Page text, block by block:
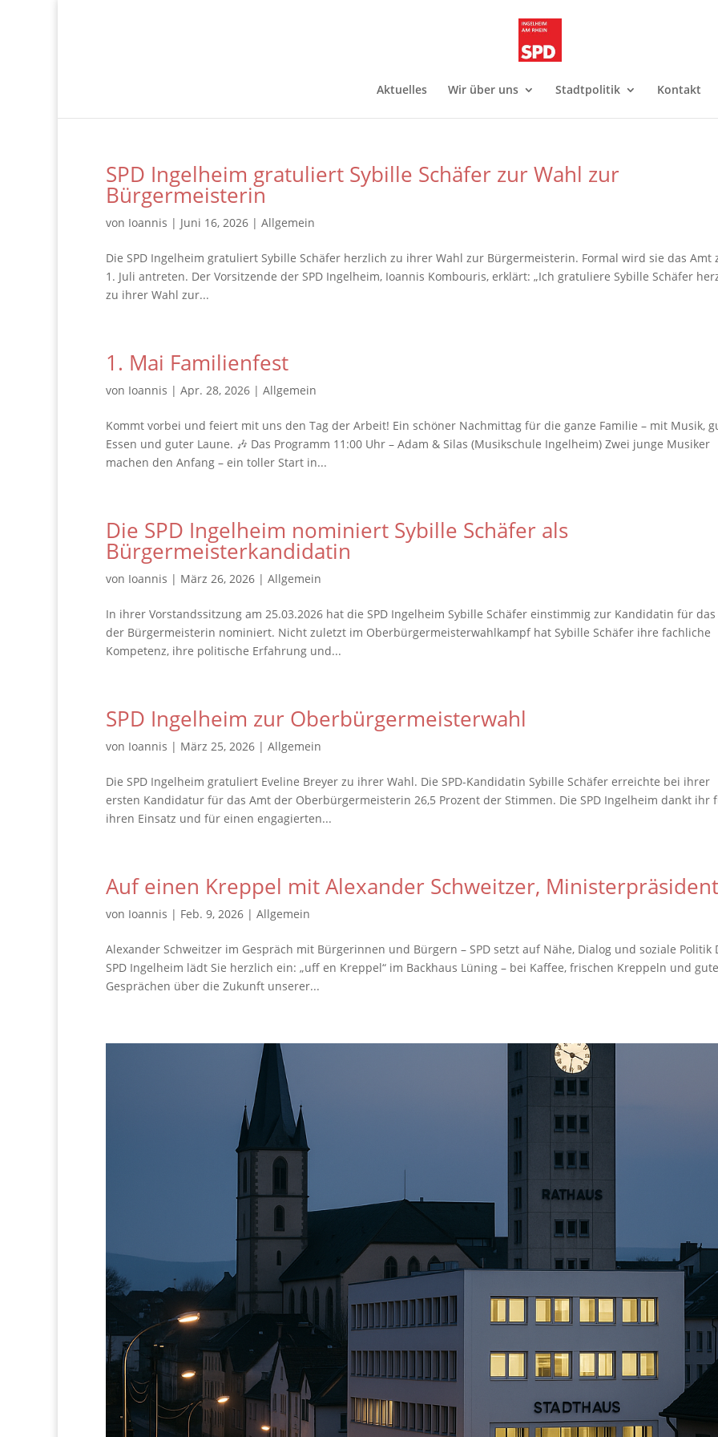
Aktuelles Wir über uns Stadtpolitik Kontakt
SPD Ingelheim gratuliert Sybille Schäfer zur Wahl zur
Bürgermeisterin
von Ioannis | Juni 16, 2026 | Allgemein
Die SPD Ingelheim gratuliert Sybille Schäfer herzlich zu ihrer Wahl zur Bürgermeisterin. Formal wird sie das Amt
1. Juli antreten. Der Vorsitzende der SPD Ingelheim, Ioannis Kombouris, erklärt: „Ich gratuliere Sybille Schäfer
zu ihrer Wahl zur...
1. Mai Familienfest
von Ioannis | Apr. 28, 2026 | Allgemein
Kommt vorbei und feiert mit uns den Tag der Arbeit! Ein schöner Nachmittag für die ganze Familie – mit Musik,
Essen und guter Laune. 🎶 Das Programm 11:00 Uhr – Adam & Silas (Musikschule Ingelheim) Zwei junge Musiker
machen den Anfang – ein toller Start in...
Die SPD Ingelheim nominiert Sybille Schäfer als
Bürgermeisterkandidatin
von Ioannis | März 26, 2026 | Allgemein
In ihrer Vorstandssitzung am 25.03.2026 hat die SPD Ingelheim Sybille Schäfer einstimmig zur Kandidatin für
der Bürgermeisterin nominiert. Nicht zuletzt im Oberbürgermeisterwahlkampf hat Sybille Schäfer ihre fachliche
Kompetenz, ihre politische Erfahrung und...
SPD Ingelheim zur Oberbürgermeisterwahl
von Ioannis | März 25, 2026 | Allgemein
Die SPD Ingelheim gratuliert Eveline Breyer zu ihrer Wahl. Die SPD-Kandidatin Sybille Schäfer erreichte bei ihrer
ersten Kandidatur für das Amt der Oberbürgermeisterin 26,5 Prozent der Stimmen. Die SPD Ingelheim dankt ihr
ihren Einsatz und für einen engagierten...
Auf einen Kreppel mit Alexander Schweitzer, Ministerpräsident
von Ioannis | Feb. 9, 2026 | Allgemein
Alexander Schweitzer im Gespräch mit Bürgerinnen und Bürgern – SPD setzt auf Nähe, Dialog und soziale Politik
SPD Ingelheim lädt Sie herzlich ein: „uff en Kreppel“ im Backhaus Lüning – bei Kaffee, frischen Kreppeln und
Gesprächen über die Zukunft unserer...